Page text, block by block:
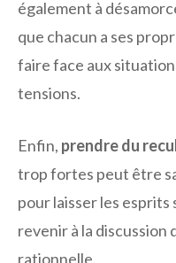
également à
que chacun a ses
faire face aux
tensions.
Enfin, prendre du
trop fortes peut être
pour laisser les
revenir à la discussion
rationnelle.